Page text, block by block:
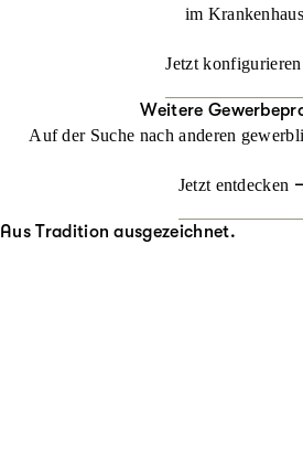
im
Jetzt konfigurieren
Weitere
Auf der Suche nach anderen
Jetzt entdecken
Aus Tradition ausgezeichnet.